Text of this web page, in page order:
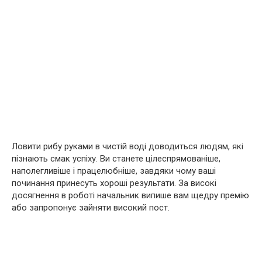
Ловити рибу руками в чистій воді доводиться людям, які
пізнають смак успіху. Ви станете цілеспрямованіше,
наполегливіше і працелюбніше, завдяки чому ваші
починання принесуть хороші результати. За високі
досягнення в роботі начальник випише вам щедру премію
або запропонує зайняти високий пост.